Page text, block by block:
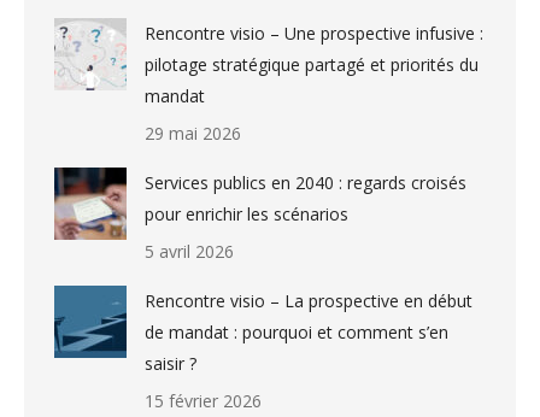
Rencontre visio – Une prospective infusive :
pilotage stratégique partagé et priorités du
mandat
29 mai 2026
Services publics en 2040 : regards croisés
pour enrichir les scénarios
5 avril 2026
Rencontre visio – La prospective en début
de mandat : pourquoi et comment s’en
saisir ?
15 février 2026